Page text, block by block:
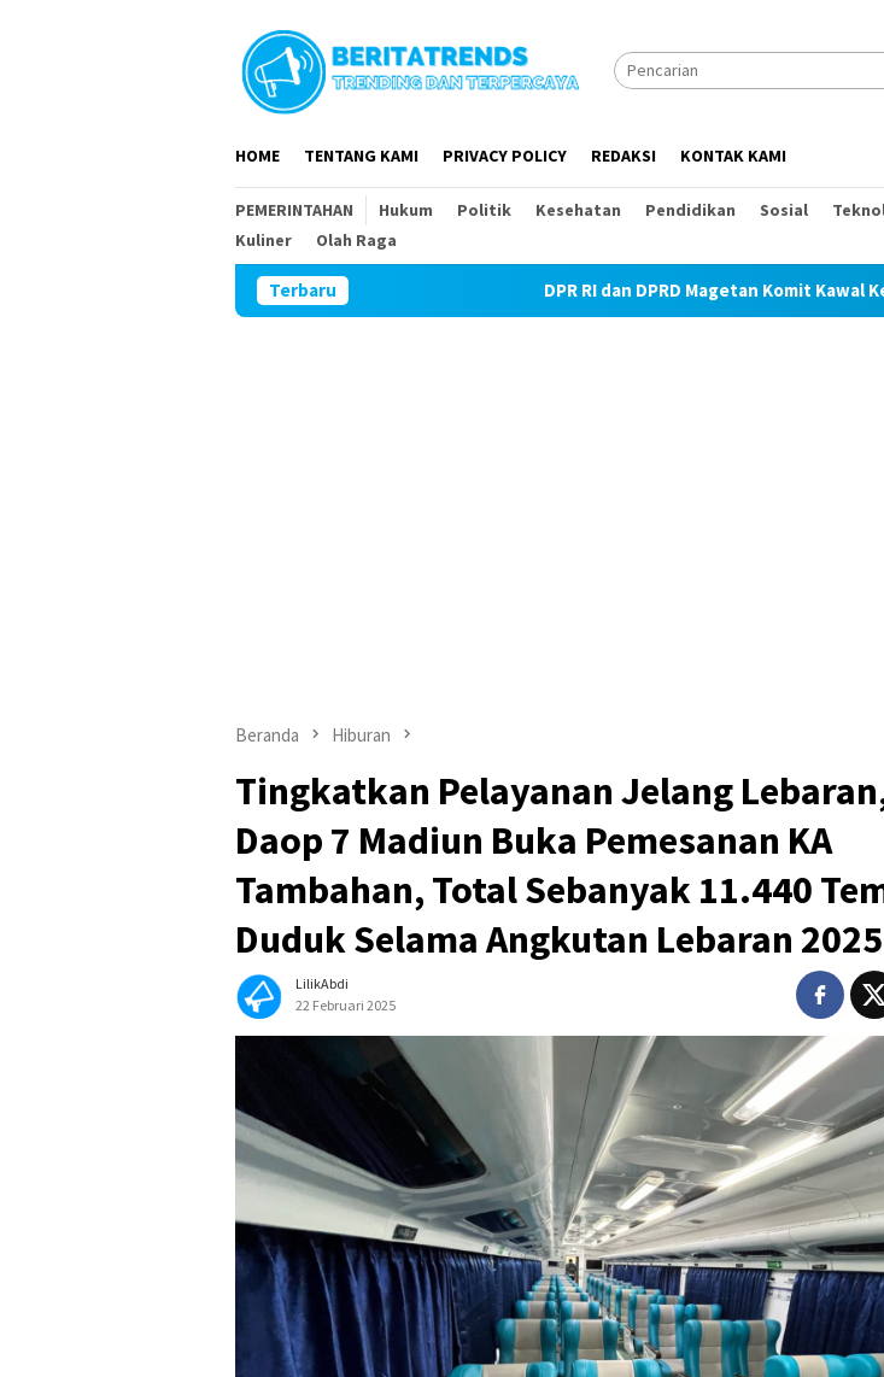
HOME TENTANG KAMI PRIVACY POLICY REDAKSI KONTAK KAMI
PEMERINTAHAN Hukum Politik Kesehatan Pendidikan Sosial
Kuliner
Olah Raga
Terbaru DPR RI dan DPRD Magetan Komit Kawal Keluhan
Beranda Hiburan
Tingkatkan Pelayanan Jelang
Daop 7 Madiun Buka Pemesanan KA
Tambahan, Total Sebanyak 11.440
Duduk Selama Angkutan Lebaran 2025
LilikAbdi
22 Februari 2025